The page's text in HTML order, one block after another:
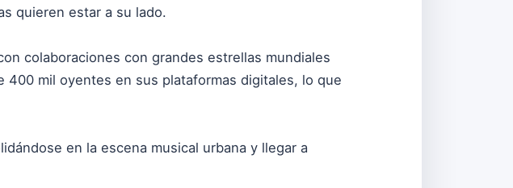
quieren estar a su lado.
colaboraciones con grandes estrellas mundiales
mil oyentes en sus plataformas digitales, lo que
en la escena musical urbana y llegar a